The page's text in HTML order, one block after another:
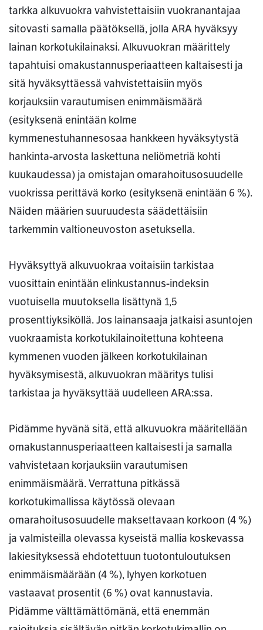
tarkka alkuvuokra vahvistettaisiin vuokranantajaa
sitovasti samalla päätöksellä, jolla ARA hyväksyy
lainan korkotukilainaksi. Alkuvuokran määrittely
tapahtuisi omakustannusperiaatteen kaltaisesti ja
sitä hyväksyttäessä vahvistettaisiin myös
korjauksiin varautumisen enimmäismäärä
(esityksenä enintään kolme
kymmenestuhannesosaa hankkeen hyväksytystä
hankinta-arvosta laskettuna neliömetriä kohti
kuukaudessa) ja omistajan omarahoitusosuudelle
vuokrissa perittävä korko (esityksenä enintään 6 %).
Näiden määrien suuruudesta säädettäisiin
tarkemmin valtioneuvoston asetuksella.
Hyväksyttyä alkuvuokraa voitaisiin tarkistaa
vuosittain enintään elinkustannus-indeksin
vuotuisella muutoksella lisättynä 1,5
prosenttiyksiköllä. Jos lainansaaja jatkaisi asuntojen
vuokraamista korkotukilainoitettuna kohteena
kymmenen vuoden jälkeen korkotukilainan
hyväksymisestä, alkuvuokran määritys tulisi
tarkistaa ja hyväksyttää uudelleen ARA:ssa.
Pidämme hyvänä sitä, että alkuvuokra määritellään
omakustannusperiaatteen kaltaisesti ja samalla
vahvistetaan korjauksiin varautumisen
enimmäismäärä. Verrattuna pitkässä
korkotukimallissa käytössä olevaan
omarahoitusosuudelle maksettavaan korkoon (4 %)
ja valmisteilla olevassa kyseistä mallia koskevassa
lakiesityksessä ehdotettuun tuotontuloutuksen
enimmäismäärään (4 %), lyhyen korkotuen
vastaavat prosentit (6 %) ovat kannustavia.
Pidämme välttämättömänä, että enemmän